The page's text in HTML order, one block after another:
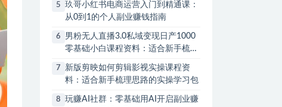
5
玖哥小红书电商运营入门到精通课：
从0到1的个人副业赚钱指南
6
男粉无人直播3.0私域变现日产1000
零基础小白课程资料：适合新手梳理
思路的实操学习包
7
新版剪映如何剪辑影视实操课程资
料：适合新手梳理思路的实操学习包
8
玩赚AI社群：零基础用AI开启副业赚